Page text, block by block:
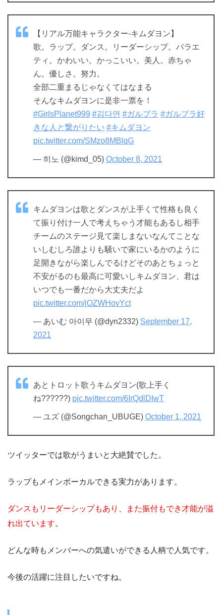
【リアル万能キャラクター-キムダヨン】
歌。ラップ。ダンス。リーダーシップ。バラエ
ティ。かわいい。かっこいい。美人。赤ちゃ
ん。優しさ。努力。
全部二重まるじゃなくてはなまる
そんなキムダヨンに是非一票を！
#GirlsPlanet999 #김다연 #ガルプラ #ガルプラ好
きな人と繋がりたい #キムダヨン
pic.twitter.com/SMzo8MBlqG
— 히노 (@kimd_05) October 8, 2021
キムダヨンは歌とダンスが上手くて性格も良く
て振り付け一人で考えちゃう才能もあるし相手
チームのステージ見て楽しまないなんてことな
いしむしろ誰よりも騒いで家にいるかのように
足開きながら楽しんでるけどそのあとちょっと
不安がるのも最高に可愛いしキムダヨン、君は
いつでも一番だから大丈夫だよ
pic.twitter.com/jOZWHovYct
— あいむ 아이무 (@dyn2332) September 17,
2021
あとトロット歌うキムダヨン(歌上手く
ね??????) pic.twitter.com/6IrQdlDIwT
— ユズ (@Songchan_UBUGE) October 1, 2021
ツイッターでは歌がうまいと大絶賛でした。
ラップもメインボーカルできる実力があります。
ダンスもリーダーシップもあり、また振付もでき才能が溢
れ出ています。
どんな時もメンバーへの気遣いができる人柄で人気です。
今後の活躍に注目したいですね。